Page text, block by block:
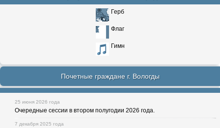
Герб
Флаг
Гимн
Почетные граждане г. Вологды
25 июня 2026 года
Очередные сессии в втором полугодии 2026 года.
7 декабря 2025 года